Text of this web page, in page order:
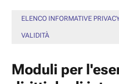
ELENCO INFORMATIVE
VALIDITÀ
Moduli per